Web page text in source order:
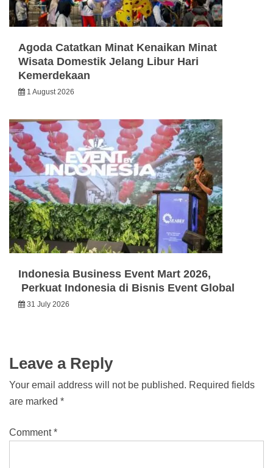
Agoda Catatkan Minat Kenaikan Minat
Wisata Domestik Jelang Libur Hari
Kemerdekaan
1 August 2026
Indonesia Business Event Mart 2026,
Perkuat Indonesia di Bisnis Event Global
31 July 2026
Leave a Reply
Your email address will not be published. Required fields
are marked *
Comment*